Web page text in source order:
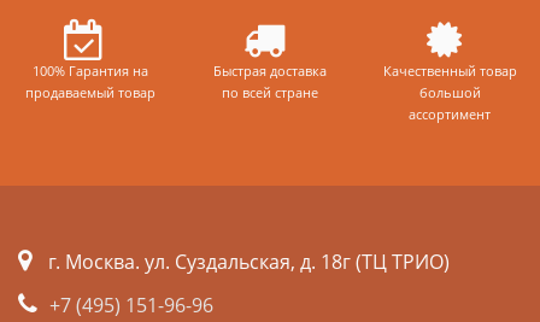
100% Гарантия на
продаваемый товар
Быстрая доставка
по всей стране
Качественный товар
большой
ассортимент
г. Москва. ул. Суздальская, д. 18г (ТЦ ТРИО)
+7 (495) 151-96-96